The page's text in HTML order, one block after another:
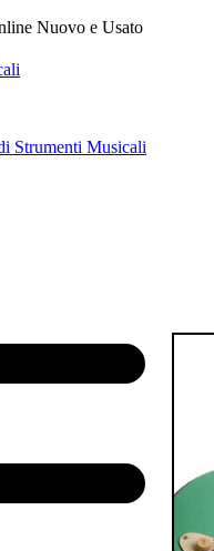
Nuovo e Usato